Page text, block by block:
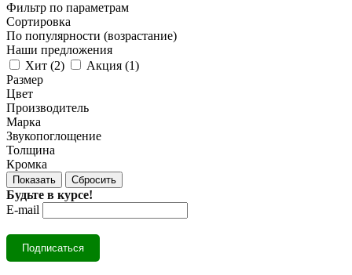
Фильтр по параметрам
Сортировка
По популярности (возрастание)
Наши предложения
Хит (2) Акция (1)
Размер
Цвет
Производитель
Марка
Звукопоглощение
Толщина
Кромка
Сбросить
Будьте в курсе!
E-mail